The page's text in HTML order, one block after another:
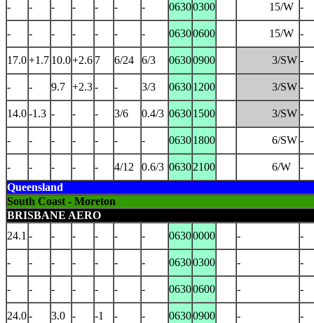
- - - - - - - 06300300 15/W -
- - - - - - - 06300600 15/W -
17.0+1.7 10.0+2.6 7 6/24 6/3 06300900 3/SW -
- - 9.7 +2.3- - 3/3 06301200 3/SW -
14.0-1.3 - - - 3/6 0.4/3 06301500 3/SW -
- - - - - - - 06301800 6/SW -
- - - - - 4/12 0.6/3 06302100 6/W
-
Queensland
South Coast - Moreton
BRISBANE AERO
24.1 - - - - - - 06300000 - -
- - - - - - - 06300300 - -
- - - - - - - 06300600 - -
24.0- 3.0 - -1 - - 06300900 - -